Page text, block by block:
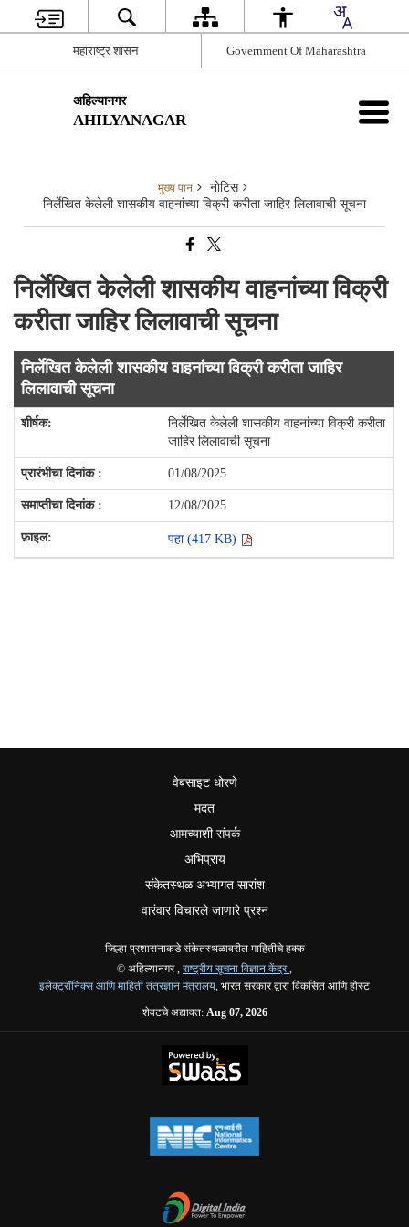
महाराष्ट्र शासन Government Of Maharashtra
अहिल्यानगर
AHILYANAGAR
मुख्य पान
नोटिस
निर्लेखित केलेली शासकीय वाहनांच्या विक्री करीता जाहिर लिलावाची सूचना
निर्लेखित केलेली शासकीय वाहनांच्या विक्री
करीता जाहिर लिलावाची सूचना
निर्लेखित केलेली शासकीय वाहनांच्या विक्री करीता जाहिर
लिलावाची सूचना
निर्लेखित केलेली शासकीय वाहनांच्या विक्री करीता
जाहिर लिलावाची सूचना
01/08/2025
12/08/2025
पहा (417 KB)
वेबसाइट धोरणे
मदत
आमच्याशी संपर्क
अभिप्राय
संकेतस्थळ अभ्यागत सारांश
वारंवार विचारले जाणारे प्रश्न
जिल्हा प्रशासनाकडे संकेतस्थळावरील माहितीचे हक्क
© अहिल्यानगर , राष्ट्रीय सूचना विज्ञान केंद्र,
इलेक्ट्रॉनिक्स आणि माहिती तंत्रज्ञान मंत्रालय, भारत सरकार द्वारा विकसित आणि होस्ट
शेवटचे अद्यावत: Aug 07, 2026